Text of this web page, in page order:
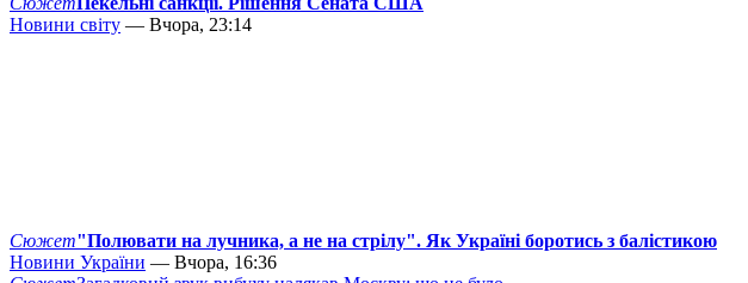
Новини світу — Вчора, 23:14
Сюжет"Полювати на лучника, а не на стрілу". Як Україні боротись з балістикою
Новини України — Вчора, 16:36